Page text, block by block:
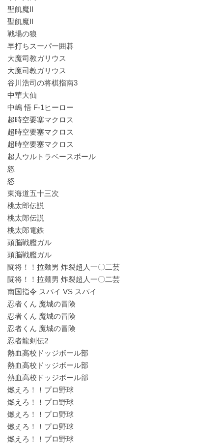
聖飢魔II
聖飢魔II
戦場の狼
早打ちスーパー囲碁
大魔司教ガリウス
大魔司教ガリウス
谷川浩司の将棋指南3
中華大仙
中嶋 悟 F-1ヒーロー
超時空要塞マクロス
超時空要塞マクロス
超時空要塞マクロス
超人ウルトラベースボール
怒
怒
東海道五十三次
桃太郎伝説
桃太郎伝説
桃太郎電鉄
頭脳戦艦ガル
頭脳戦艦ガル
闘将！！拉麺男 炸裂超人一〇二芸
闘将！！拉麺男 炸裂超人一〇二芸
南国指令 スパイ VS スパイ
忍者くん 魔城の冒険
忍者くん 魔城の冒険
忍者くん 魔城の冒険
忍者龍剣伝2
熱血高校ドッジボール部
熱血高校ドッジボール部
熱血高校ドッジボール部
燃えろ！！プロ野球
燃えろ！！プロ野球
燃えろ！！プロ野球
燃えろ！！プロ野球
燃えろ！！プロ野球